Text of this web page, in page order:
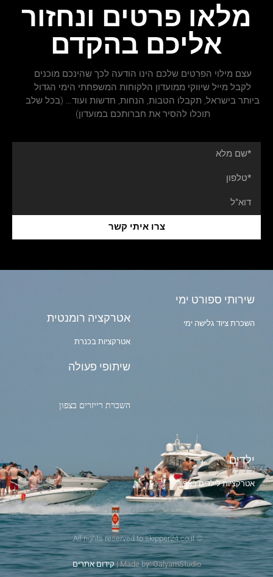
מלאו פרטים ונחזור
אליכם בהקדם
עצם מילוי הפרטים שלכם הינו הודעה לכך שהינכם מוכנים
לקבל מייל שיווקי ממועדון הלקוחות המשפחתי הימי הגדול
ביותר בישראל, תקבלו הטבות, הנחות, חדשות ועוד… (בכל שלב
תוכלו להסיר את חברותכם במועדון)
צרו איתי קשר
שירותי ספורט ימי
השכרת ציוד גלישה ימי אטרקציה רומנטית
אטרקציות בכנרת
שיתופי פעולה
השכרת רייזרים בצפון
ילדים
אטרקציות לילדים בצפון
© All rights reserved to skipper24.co.il.
Made by: GalyamStudio | קידום אתרים